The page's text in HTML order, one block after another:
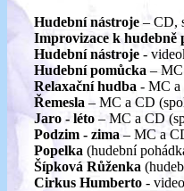
Hudební nástroje– CD,
Improvizace k hudebně
Hudební nástroje -
Hudební pomůcka –
Relaxační hudba - MC a
Řemesla – MC a CD
Jaro - léto – MC a CD
Podzim - zima– MC a
Popelka (hudební
Šípková Růženka
Cirkus Humberto -